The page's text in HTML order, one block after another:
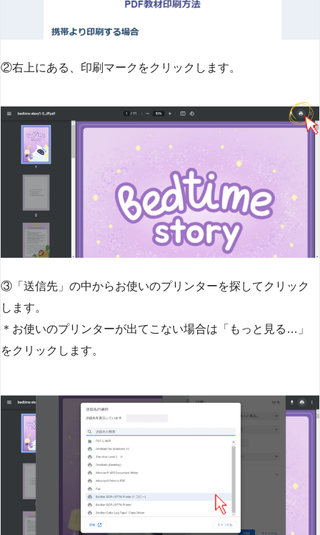
②右上にある、印刷マークをクリックします。
③「送信先」の中からお使いのプリンターを探してクリック
します。
＊お使いのプリンターが出てこない場合は「もっと見る…」
をクリックします。